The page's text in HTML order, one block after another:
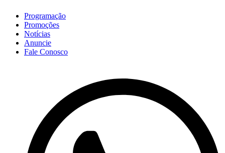
Programação
Promoções
Notícias
Anuncie
Fale Conosco